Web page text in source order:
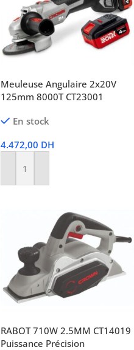
Meuleuse Angulaire 2x20V
125mm 8000T CT23001
En stock
4.472,00 DH
Ajouter Au Panier
RABOT 710W 2.5MM CT14019
Puissance Précision